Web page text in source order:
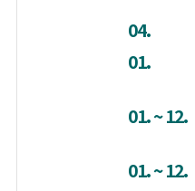
04.
01.
01. ~ 12.
01. ~ 12.